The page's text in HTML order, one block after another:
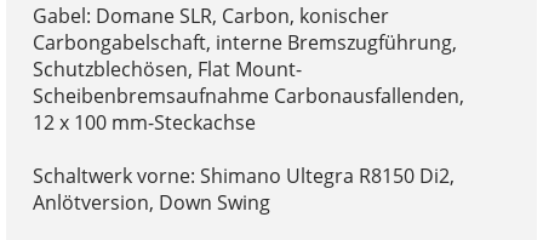
Gabel: Domane SLR, Carbon, konischer
Carbongabelschaft, interne Bremszugführung,
Schutzblechösen, Flat Mount-
Scheibenbremsaufnahme Carbonausfallenden,
12 x 100 mm-Steckachse
Schaltwerk vorne: Shimano Ultegra R8150 Di2,
Anlötversion, Down Swing